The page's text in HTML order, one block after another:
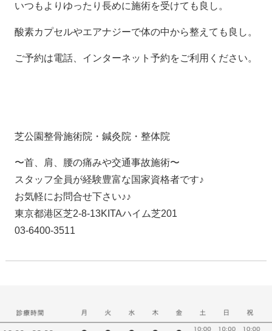
いつもよりゆったり長めに施術を受けても良し。
酸素カプセルやエアナジーで体の中から整えても良し。
ご予約は電話、インターネット予約をご利用ください。
芝公園整骨施術院・鍼灸院・整体院
〜首、肩、腰の痛みや交通事故施術〜
スタッフ全員が経験豊富な国家資格者です♪
お気軽にお問合せ下さい♪♪
東京都港区芝2-8-13KITAハイム芝201
03-6400-3511